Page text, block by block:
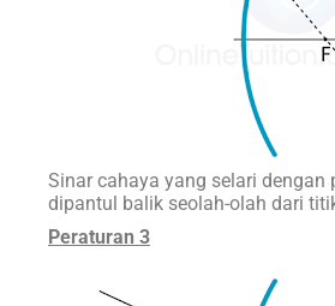
Sinar cahaya yang selari dengan
dipantul balik seolah-olah dari
Peraturan 3